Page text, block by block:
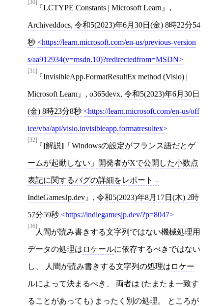
[30]
LCTYPE Constants | Microsoft Learn ,
Archiveddocs, 令和5(2023)年6月30日(金) 8時22分54
秒 https://learn.microsoft.com/en-us/previous-version
s/aa912934(v=msdn.10)?redirectedfrom=MSDN
[31]
InvisibleApp.FormatResultEx method (Visio) |
Microsoft Learn , o365devx, 令和5(2023)年6月30日
(金) 8時23分8秒 https://learn.microsoft.com/en-us/off
ice/vba/api/visio.invisibleapp.formatresultex
[32]
[解説] 「Windowsの設定がフランス語だとゲ
ームが起動しない」開発者がXで公開した小数点
表記に関するバグの詳細をレポート –
IndieGamesJp.dev , 令和5(2023)年8月17日(木) 2時
57分59秒 https://indiegamesjp.dev/?p=8047
[36]
人間が読み書きする文字列ではない機械処理用
データの処理は ロケールに依存するべきではない
し、 人間が読み書きする文字列の処理は ロケー
ルによって決まるべき、 両者は (たまたま一致す
ることがあっても) まったく別の処理。 ところが